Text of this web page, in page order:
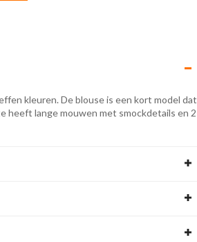
kleuren. De blouse is een kort model dat
heeft lange mouwen met smockdetails en 2